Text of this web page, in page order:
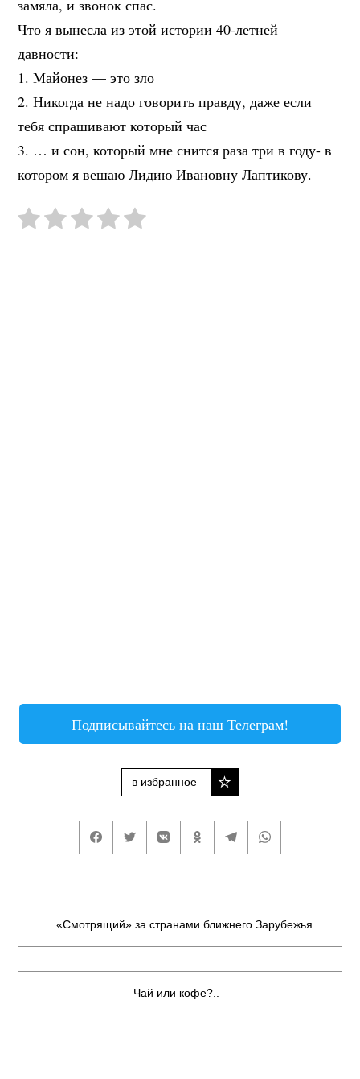
замяла, и звонок спас.
Что я вынесла из этой истории 40-летней
давности:
1. Майонез — это зло
2. Никогда не надо говорить правду, даже если
тебя спрашивают который час
3. … и сон, который мне снится раза три в году- в
котором я вешаю Лидию Ивановну Лаптикову.
Подписывайтесь на наш Телеграм!
в избранное
«Смотрящий» за странами ближнего Зарубежья
Чай или кофе?..